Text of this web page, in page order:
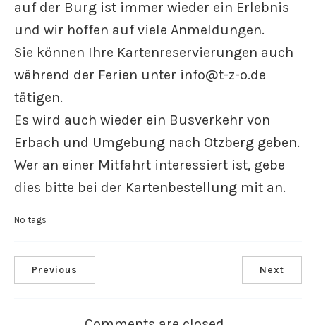
auf der Burg ist immer wieder ein Erlebnis
und wir hoffen auf viele Anmeldungen.
Sie können Ihre Kartenreservierungen auch
während der Ferien unter info@t-z-o.de
tätigen.
Es wird auch wieder ein Busverkehr von
Erbach und Umgebung nach Otzberg geben.
Wer an einer Mitfahrt interessiert ist, gebe
dies bitte bei der Kartenbestellung mit an.
No tags
Previous Next